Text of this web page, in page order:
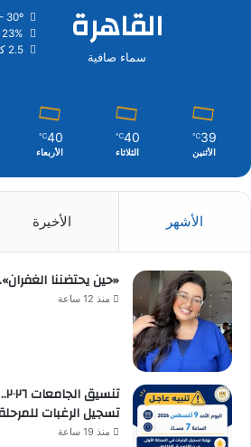
القاهرة
سماء صافية
23%
2.5 كيلومتر/ساعة
39
℃
الأثنين
40
℃
الثلاثاء
40
℃
الأربعاء
الأشهر الأخيرة
«حين يحتضننا
منذ 12 ساعة
تسجيل الرغبات
منذ 19 ساعة